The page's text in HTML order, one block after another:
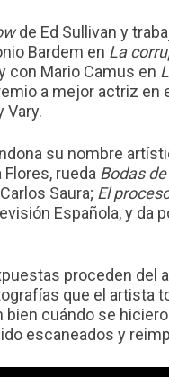
de Ed Sullivan y
Bardem en La
con Mario Camus en
a mejor actriz en
Vary.
su nombre
rueda Bodas
Saura; El
Española, y da
proceden del
que el artista
bien cuándo se
escaneados y